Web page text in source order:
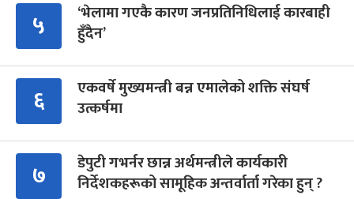
५
‘भेलामा गएकै कारण जनप्रतिनिधिलाई कारबाही
हुँदैन’
६
एकवर्षे मुख्यमन्त्री बन्न एमालेको शक्ति संघर्ष
उत्कर्षमा
७
डेपुटी गभर्नर छान्न अर्थमन्त्रीले कार्यकारी
निर्देशकहरूको सामूहिक अन्तर्वार्ता गरेका हुन् ?